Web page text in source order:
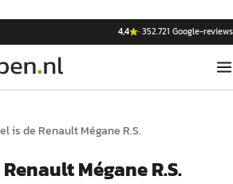
4,4 ·352.721 Google-reviews
is de Renault Mégane R.S.
Mégane R.S.